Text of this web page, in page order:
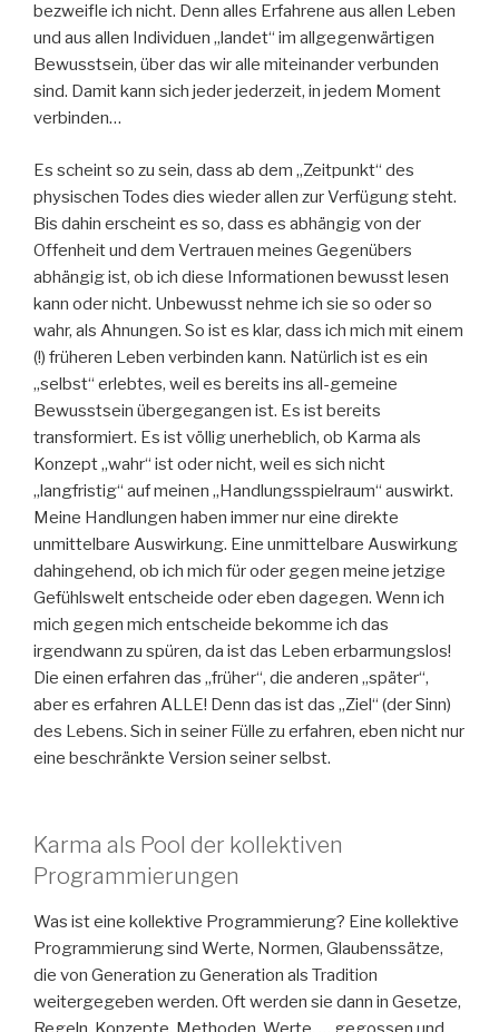
bezweifle ich nicht. Denn alles Erfahrene aus allen Leben
und aus allen Individuen „landet“ im allgegenwärtigen
Bewusstsein, über das wir alle miteinander verbunden
sind. Damit kann sich jeder jederzeit, in jedem Moment
verbinden…
Es scheint so zu sein, dass ab dem „Zeitpunkt“ des
physischen Todes dies wieder allen zur Verfügung steht.
Bis dahin erscheint es so, dass es abhängig von der
Offenheit und dem Vertrauen meines Gegenübers
abhängig ist, ob ich diese Informationen bewusst lesen
kann oder nicht. Unbewusst nehme ich sie so oder so
wahr, als Ahnungen. So ist es klar, dass ich mich mit einem
(!) früheren Leben verbinden kann. Natürlich ist es ein
„selbst“ erlebtes, weil es bereits ins all-gemeine
Bewusstsein übergegangen ist. Es ist bereits
transformiert. Es ist völlig unerheblich, ob Karma als
Konzept „wahr“ ist oder nicht, weil es sich nicht
„langfristig“ auf meinen „Handlungsspielraum“ auswirkt.
Meine Handlungen haben immer nur eine direkte
unmittelbare Auswirkung. Eine unmittelbare Auswirkung
dahingehend, ob ich mich für oder gegen meine jetzige
Gefühlswelt entscheide oder eben dagegen. Wenn ich
mich gegen mich entscheide bekomme ich das
irgendwann zu spüren, da ist das Leben erbarmungslos!
Die einen erfahren das „früher“, die anderen „später“,
aber es erfahren ALLE! Denn das ist das „Ziel“ (der Sinn)
des Lebens. Sich in seiner Fülle zu erfahren, eben nicht nur
eine beschränkte Version seiner selbst.
Karma als Pool der kollektiven
Programmierungen
Was ist eine kollektive Programmierung? Eine kollektive
Programmierung sind Werte, Normen, Glaubenssätze,
die von Generation zu Generation als Tradition
weitergegeben werden. Oft werden sie dann in Gesetze,